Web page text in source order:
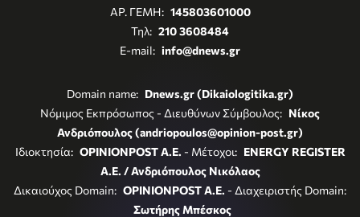
ΑΡ. ΓΕΜΗ: 145803601000
Τηλ: 210 3608484
E-mail: info@dnews.gr
Domain name: Dnews.gr (Dikaiologitika.gr)
Νόμιμος Εκπρόσωπος - Διευθύνων Σύμβουλος: Νίκος
Ανδριόπουλος (andriopoulos@opinion-post.gr)
Ιδιοκτησία: OPINIONPOST A.E. - Μέτοχοι: ENERGY REGISTER
Α.Ε. / Ανδριόπουλος Νικόλαος
Δικαιούχος Domain: OPINIONPOST A.E. - Διαχειριστής Domain:
Σωτήρης Μπέσκος